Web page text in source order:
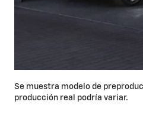
Se muestra modelo de
producción real podría variar.